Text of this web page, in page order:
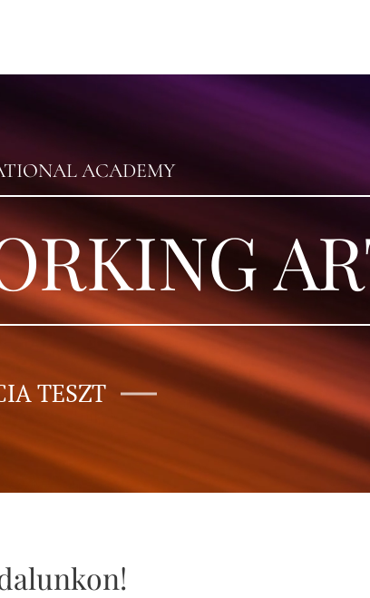
ACADEMY
TESZT